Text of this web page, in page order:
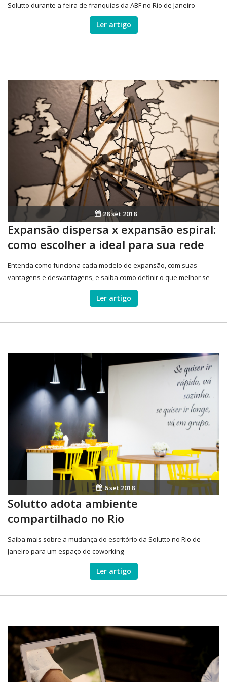
Solutto durante a feira de franquias da ABF no Rio de Janeiro
Ler artigo
28 set 2018
Expansão dispersa x expansão espiral:
como escolher a ideal para sua rede
Entenda como funciona cada modelo de expansão, com suas
vantagens e desvantagens, e saiba como definir o que melhor se
Ler artigo
6 set 2018
Solutto adota ambiente
compartilhado no Rio
Saiba mais sobre a mudança do escritório da Solutto no Rio de
Janeiro para um espaço de coworking
Ler artigo